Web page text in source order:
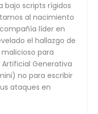
bajo scripts rígidos
al nacimiento
líder en
el hallazgo de
para
Generativa
no para escribir
ataques en